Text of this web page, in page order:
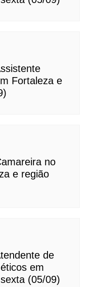
Fortaleza e
no
e região
de
em
(05/09)